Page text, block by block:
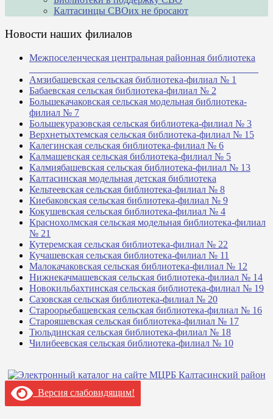
Калтасинцы СВОих не бросают
Новости наших филиалов
Межпоселенческая центральная районная библиотека
Амзибашевская сельская библиотека-филиал № 1
Бабаевская сельская библиотека-филиал № 2
Большекачаковская сельская модельная библиотека-
филиал № 7
Большекуразовская сельская библиотека-филиал № 3
Верхнетыхтемская сельская библиотека-филиал № 15
Калегинская сельская библиотека-филиал № 6
Калмашевская сельская библиотека-филиал № 5
Калмиябашевская сельская библиотека-филиал № 13
Калтасинская модельная детская библиотека
Кельтеевская сельская библиотека-филиал № 8
Киебаковская сельская библиотека-филиал № 9
Кокушевская сельская библиотека-филиал № 4
Краснохолмская сельская модельная библиотека-филиал
№ 21
Кутеремская сельская библиотека-филиал № 22
Кучашевская сельская библиотека-филиал № 11
Малокачаковская сельская библиотека-филиал № 12
Нижнекачмашевская сельская библиотека-филиал № 14
Новокильбахтинская сельская библиотека-филиал № 19
Сазовская сельская библиотека-филиал № 20
Староорьебашевская сельская библиотека-филиал № 16
Старояшевская сельская библиотека-филиал № 17
Тюльдинская сельская библиотека-филиал № 18
Чилибеевская сельская библиотека-филиал № 10
Версия слабовидящим!